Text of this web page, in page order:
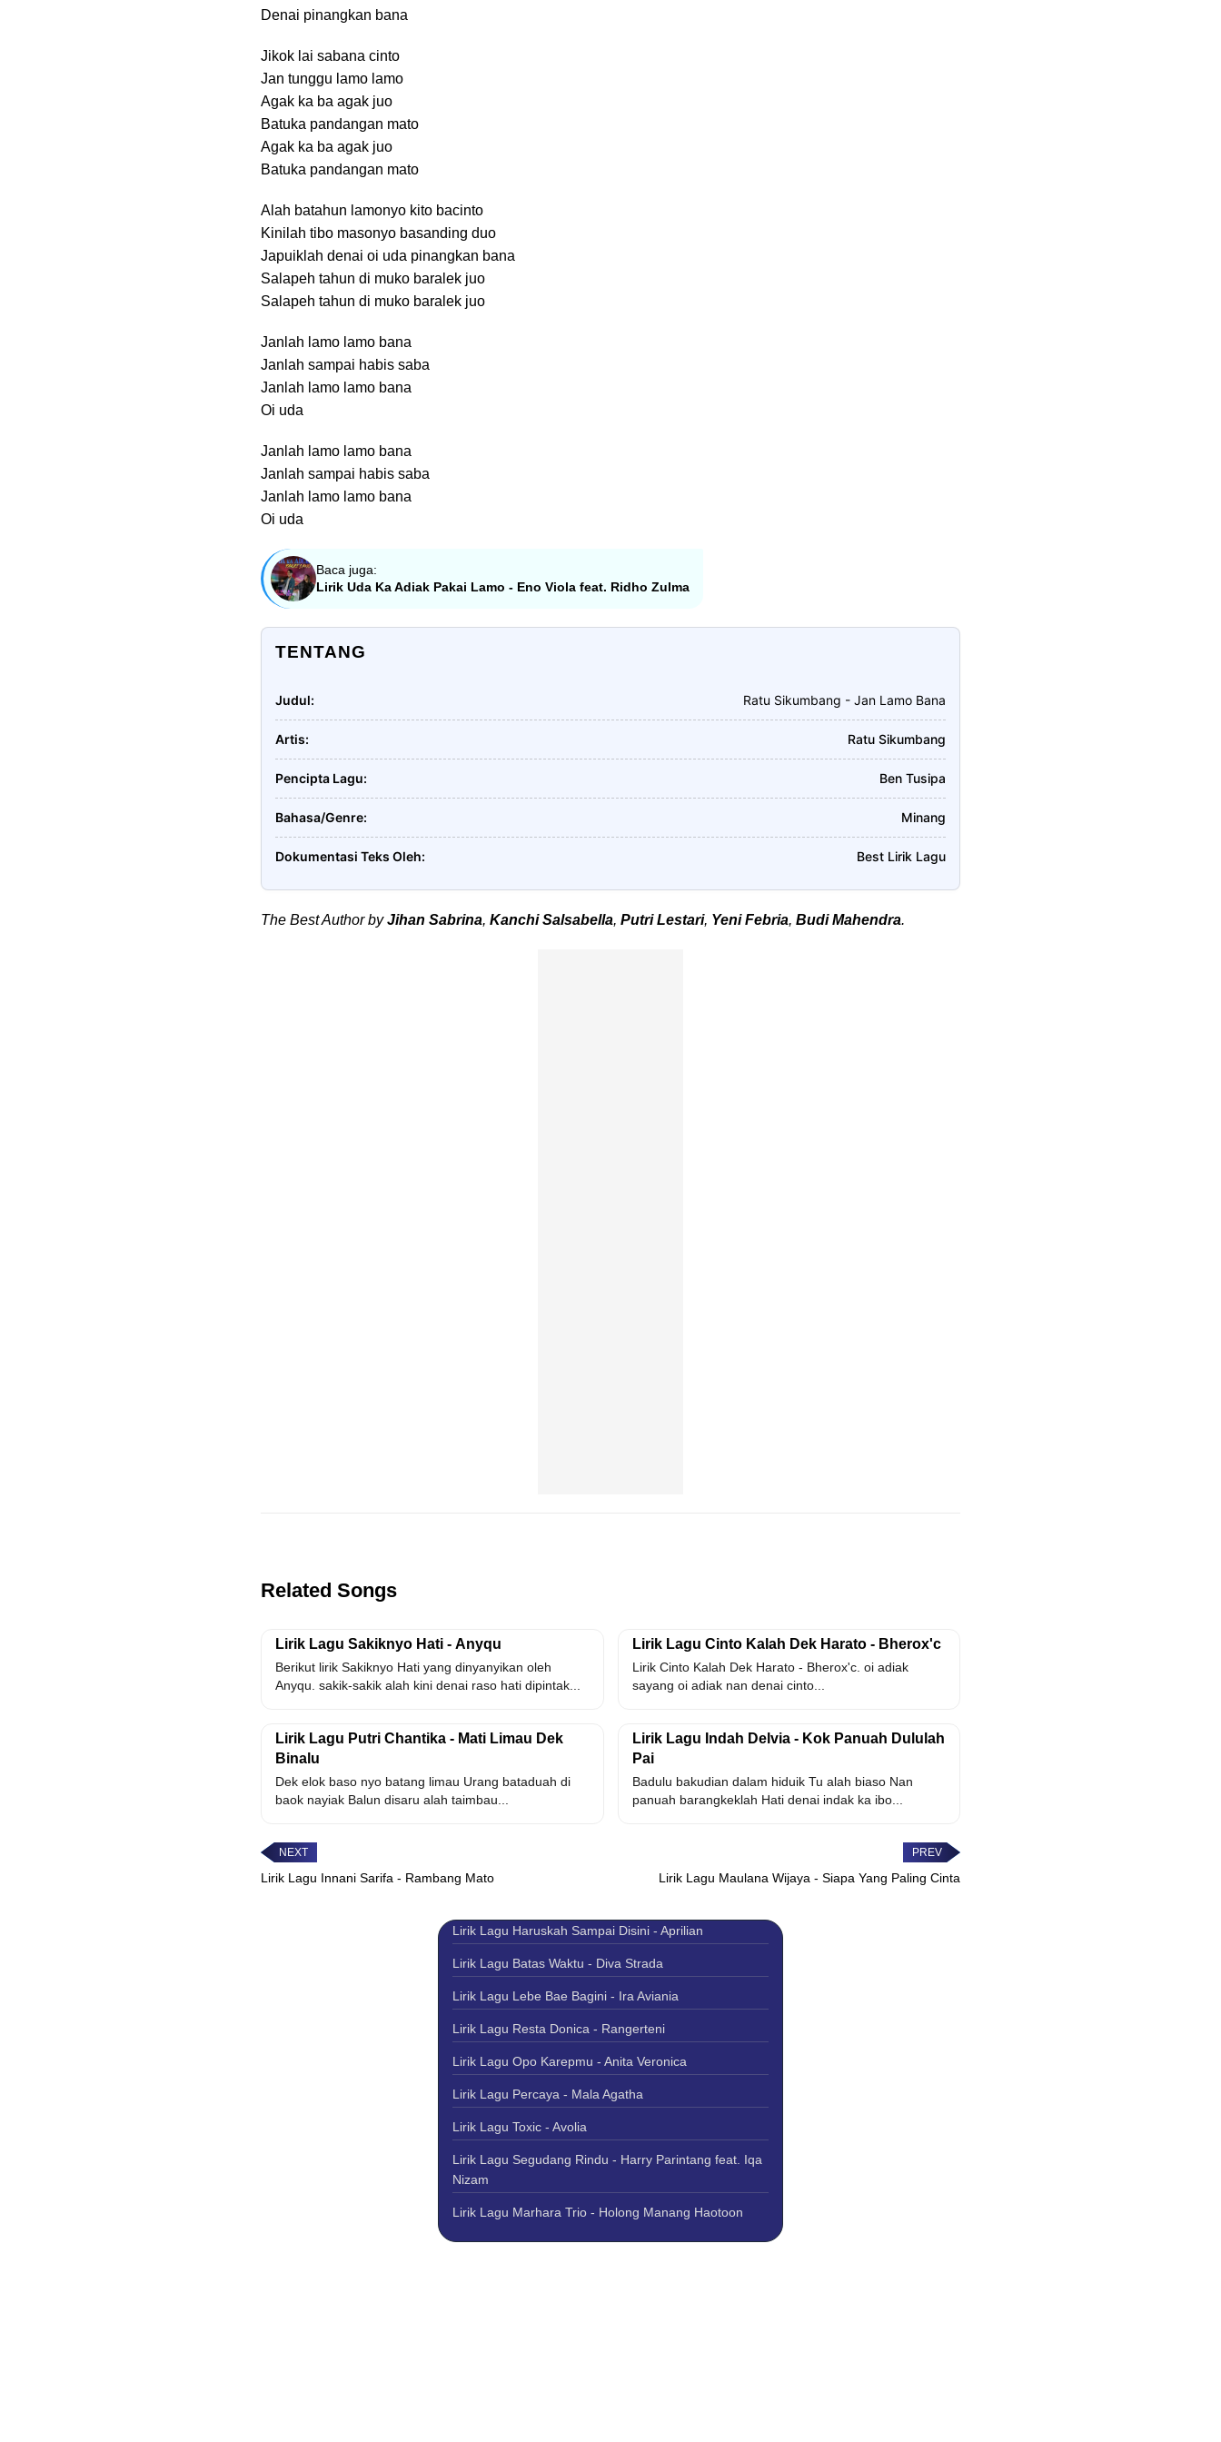
Denai pinangkan bana
Jikok lai sabana cinto
Jan tunggu lamo lamo
Agak ka ba agak juo
Batuka pandangan mato
Agak ka ba agak juo
Batuka pandangan mato
Alah batahun lamonyo kito bacinto
Kinilah tibo masonyo basanding duo
Japuiklah denai oi uda pinangkan bana
Salapeh tahun di muko baralek juo
Salapeh tahun di muko baralek juo
Janlah lamo lamo bana
Janlah sampai habis saba
Janlah lamo lamo bana
Oi uda
Janlah lamo lamo bana
Janlah sampai habis saba
Janlah lamo lamo bana
Oi uda
Baca juga:
Lirik Uda Ka Adiak Pakai Lamo - Eno Viola feat. Ridho Zulma
TENTANG
Judul Ratu Sikumbang - Jan Lamo Bana
Artis Ratu Sikumbang
Pencipta Lagu Ben Tusipa
Bahasa/Genre Minang
Dokumentasi Teks Oleh Best Lirik Lagu
The Best Author byJihan Sabrina, Kanchi Salsabella, Putri Lestari, Yeni Febria, Budi Mahendra.
Related Songs
Lirik Lagu Sakiknyo Hati - Anyqu
Berikut lirik Sakiknyo Hati yang dinyanyikan oleh
Anyqu. sakik-sakik alah kini denai raso hati dipintak...
Lirik Lagu Cinto Kalah Dek Harato - Bherox'c
Lirik Cinto Kalah Dek Harato - Bherox'c. oi adiak
sayang oi adiak nan denai cinto...
Lirik Lagu Putri Chantika - Mati Limau Dek
Binalu
Dek elok baso nyo batang limau Urang bataduah di
baok nayiak Balun disaru alah taimbau...
Lirik Lagu Indah Delvia - Kok Panuah Dululah
Pai
Badulu bakudian dalam hiduik Tu alah biaso Nan
panuah barangkeklah Hati denai indak ka ibo...
Lirik Lagu Innani Sarifa - Rambang Mato Lirik Lagu Maulana Wijaya - Siapa Yang Paling Cinta
Lirik Lagu Haruskah Sampai Disini - Aprilian
Lirik Lagu Batas Waktu - Diva Strada
Lirik Lagu Lebe Bae Bagini - Ira Aviania
Lirik Lagu Resta Donica - Rangerteni
Lirik Lagu Opo Karepmu - Anita Veronica
Lirik Lagu Percaya - Mala Agatha
Lirik Lagu Toxic - Avolia
Lirik Lagu Segudang Rindu - Harry Parintang feat. Iqa
Nizam
Lirik Lagu Marhara Trio - Holong Manang Haotoon